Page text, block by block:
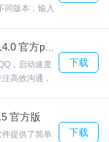
同版本，输入
载体验。
，启动速度
高效沟通，
轻聊版轻松
，更轻巧，让
下载
官方版
提供了简单
下载